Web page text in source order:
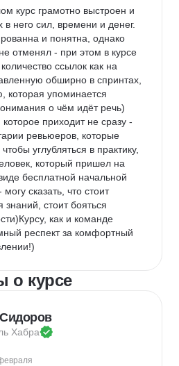
курс грамотно выстроен и
в него сил, времени и денег.
и понятна, однако
отменял - при этом в курсе
ссылок как на
обширно в спринтах,
которая упоминается
о чём идёт речь)
приходит не сразу -
ревьюеров, которые
углубляться в практику,
который пришел на
бесплатной начальной
сказать, что стоит
знаний, стоит бояться
как и команде
респект за комфортный
о курсе
Хабра